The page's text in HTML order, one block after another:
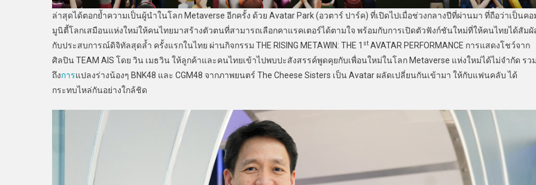
ล่าสุดได้ตอกย้ำความเป็นผู้นำในโลก Metaverse อีกครั้ง ด้วย Avatar Park (อวตาร์ ปาร์ค) ที่เปิดไปเมื่อช่วงกลางปีที่ผ่านมา ที่ถือว่าเป็นคอ
มูนิตี้โลกเสมือนแห่งใหม่ให้คนไทยมาสร้างตัวตนที่สามารถเลือกคาแรคเตอร์ได้ตามใจ พร้อมกับการเปิดตัวฟังก์ชันใหม่ที่ให้คนไทยได้สัมผั
กับประสบการณ์ดิจิทัลสุดล้ำ ครั้งแรกในไทย ผ่านกิจกรรม THE RISING METAWIN: THE 1 st AVATAR PERFORMANCE การแสดงโชว์จาก
ศิลปิน TEAM AIS โดย วิน เมธวิน ให้ลูกค้าและคนไทยเข้าไปพบปะสังสรรค์พูดคุยกับเพื่อนใหม่ในโลก Metaverse แห่งใหม่ได้ไม่จำกัด รว
ถึงการแปลงร่างน้องๆ BNK48 และ CGM48 จากภาพยนตร์ The Cheese Sisters เป็น Avatar ผลัดเปลี่ยนกันเข้ามา ให้กับแฟนคลับ ได้
กระทบไหล่กันอย่างใกล้ชิด